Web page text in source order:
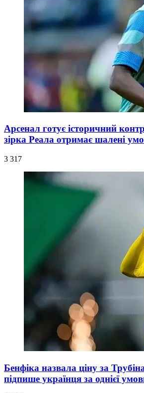
Арсенал готує історичний
зірка Реала отримає шалені
3 317
Бенфіка назвала ціну за
підпише українця за однієї